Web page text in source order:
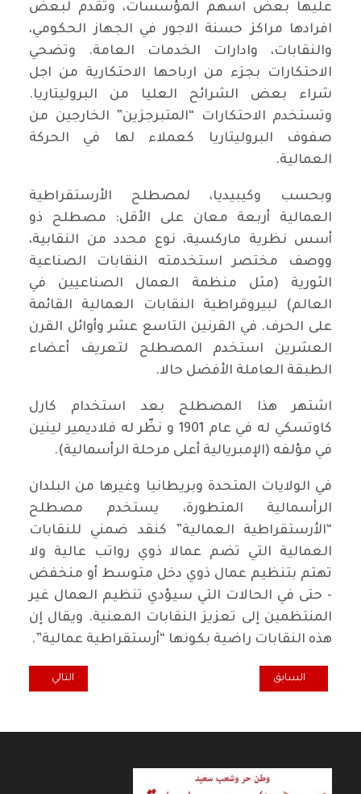
عليها بعض اسهم المؤسسات، وتقدم لبعض
افرادها مراكز حسنة الاجور في الجهاز الحكومي،
والنقابات، وادارات الخدمات العامة. وتضحي
الاحتكارات بجزء من ارباحها الاحتكارية من اجل
شراء بعض الشرائح العليا من البروليتاريا.
وتستخدم الاحتكارات “المتبرجزين” الخارجين من
صفوف البروليتاريا كعملاء لها في الحركة
العمالية.
وبحسب وكيبيديا، لمصطلح الأرستقراطية
العمالية أربعة معان على الأقل: مصطلح ذو
أسس نظرية ماركسية، نوع محدد من النقابية،
ووصف مختصر استخدمته النقابات الصناعية
الثورية (مثل منظمة العمال الصناعيين في
العالم) لبيروقراطية النقابات العمالية القائمة
على الحرف. في القرنين التاسع عشر وأوائل القرن
العشرين استخدم المصطلح لتعريف أعضاء
الطبقة العاملة الأفضل حالا.
اشتهر هذا المصطلح بعد استخدام كارل
كاوتسكي له في عام 1901 و نظّر له فلاديمير لينين
في مؤلفه (الإمبريالية أعلى مرحلة الرأسمالية).
في الولايات المتحدة وبريطانيا وغيرها من البلدان
الرأسمالية المتطورة، يستخدم مصطلح
“الأرستقراطية العمالية” كنقد ضمني للنقابات
العمالية التي تضم عمالا ذوي رواتب عالية ولا
تهتم بتنظيم عمال ذوي دخل متوسط أو منخفض
- حتى في الحالات التي سيؤدي تنظيم العمال غير
المنتظمين إلى تعزيز النقابات المعنية. ويقال إن
هذه النقابات راضية بكونها “أرستقراطية عمالية”.
المقال السابق: ماركس .. الماركسية .. أميركا.. قراءات مهمة
السابق المقال التالي:
التالي